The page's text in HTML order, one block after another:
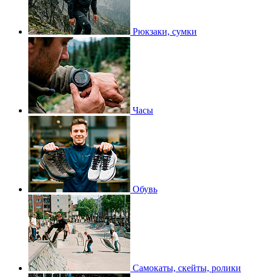
Рюкзаки, сумки
Часы
Обувь
Самокаты, скейты, ролики